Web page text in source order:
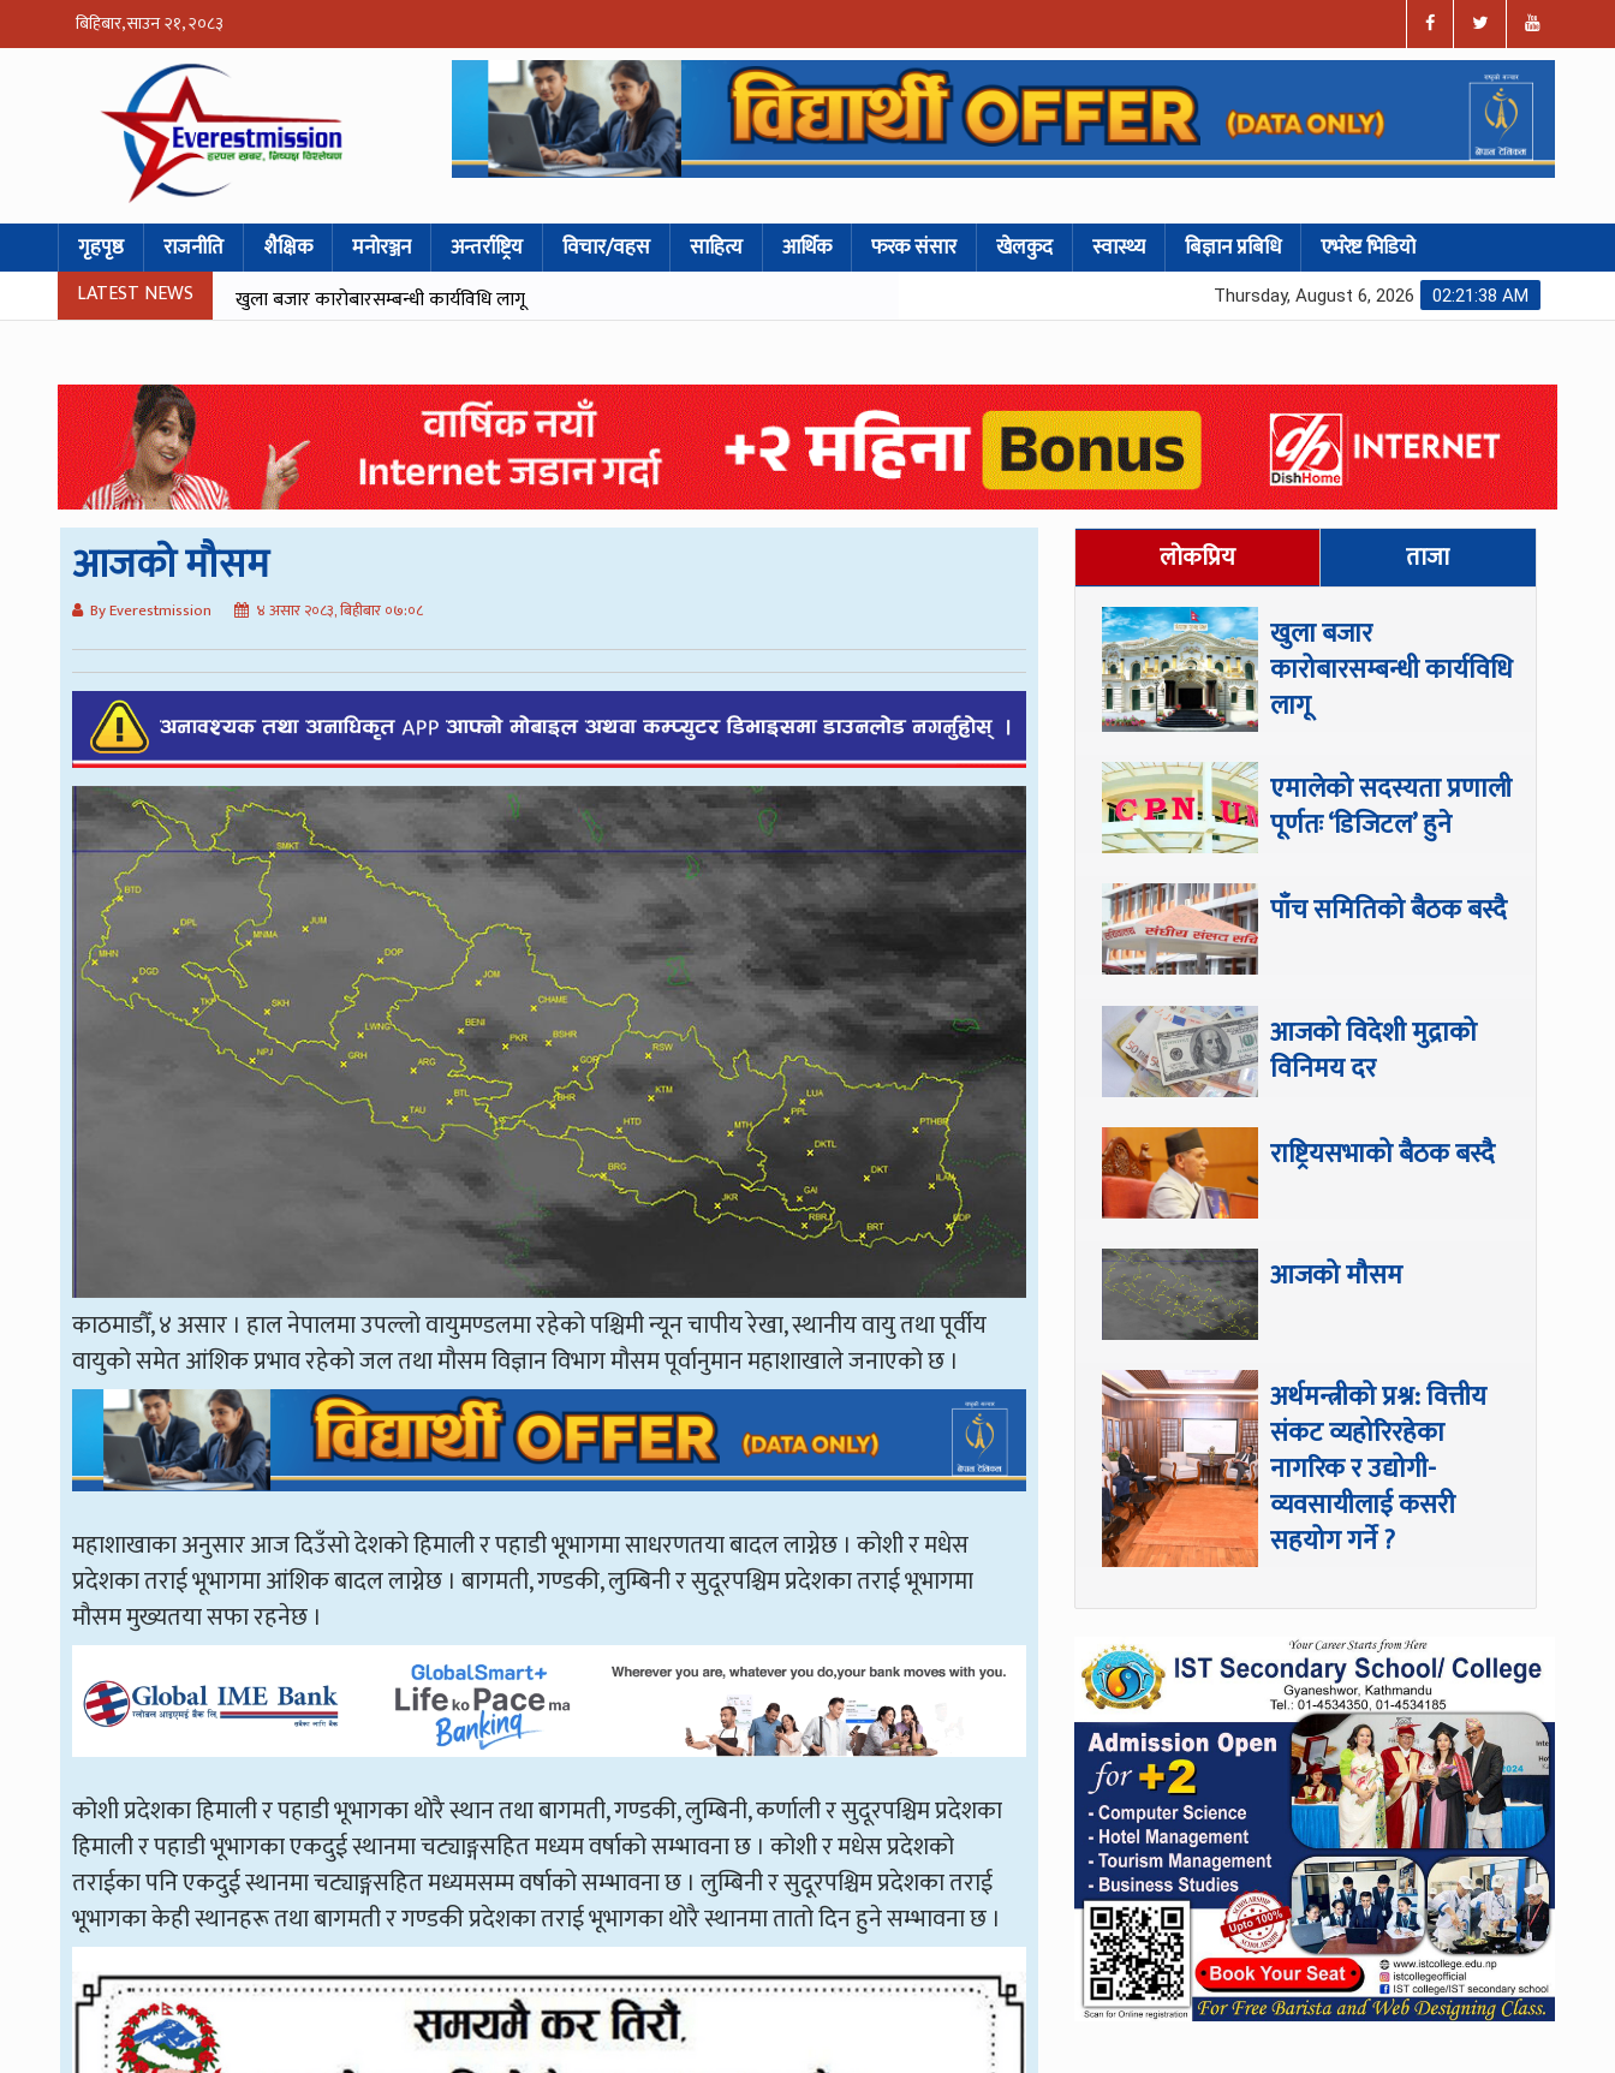
बिहिबार, साउन २१, २०८३
गृहपृष्ठ राजनीति शैक्षिक मनोरञ्जन अन्तर्राष्ट्रिय विचार/वहस साहित्य आर्थिक फरक संसार खेलकुद स्वास्थ्य बिज्ञान प्रबिधि एभरेष्ट भिडियो
LATEST NEWS खुला बजार कारोबारसम्बन्धी कार्यविधि लागू 02:21:39 AM
Thursday, August 6, 2026
आजको मौसम
By Everestmission ४ असार २०८३, बिहीबार ०७:०८
काठमाडौँ, ४ असार । हाल नेपालमा उपल्लो वायुमण्डलमा रहेको पश्चिमी न्यून चापीय रेखा, स्थानीय वायु तथा पूर्वीय
वायुको समेत आंशिक प्रभाव रहेको जल तथा मौसम विज्ञान विभाग मौसम पूर्वानुमान महाशाखाले जनाएको छ ।
महाशाखाका अनुसार आज दिउँसो देशको हिमाली र पहाडी भूभागमा साधरणतया बादल लाग्नेछ । कोशी र मधेस
प्रदेशका तराई भूभागमा आंशिक बादल लाग्नेछ । बागमती, गण्डकी, लुम्बिनी र सुदूरपश्चिम प्रदेशका तराई भूभागमा
मौसम मुख्यतया सफा रहनेछ ।
कोशी प्रदेशका हिमाली र पहाडी भूभागका थोरै स्थान तथा बागमती, गण्डकी, लुम्बिनी, कर्णाली र सुदूरपश्चिम प्रदेशका
हिमाली र पहाडी भूभागका एकदुई स्थानमा चट्याङ्गसहित मध्यम वर्षाको सम्भावना छ । कोशी र मधेस प्रदेशको
तराईका पनि एकदुई स्थानमा चट्याङ्गसहित मध्यमसम्म वर्षाको सम्भावना छ । लुम्बिनी र सुदूरपश्चिम प्रदेशका तराई
भूभागका केही स्थानहरू तथा बागमती र गण्डकी प्रदेशका तराई भूभागका थोरै स्थानमा तातो दिन हुने सम्भावना छ ।
लोकप्रिय ताजा
खुला बजार
कारोबारसम्बन्धी कार्यविधि
लागू
एमालेको सदस्यता प्रणाली
पूर्णतः ‘डिजिटल’ हुने
पाँच समितिको बैठक बस्दै
आजको विदेशी मुद्राको
विनिमय दर
राष्ट्रियसभाको बैठक बस्दै
आजको मौसम
अर्थमन्त्रीको प्रश्न: वित्तीय
संकट व्यहोरिरहेका
नागरिक र उद्योगी-
व्यवसायीलाई कसरी
सहयोग गर्ने ?